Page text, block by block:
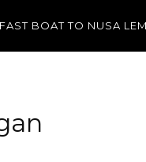
FAST BOAT TO NUSA